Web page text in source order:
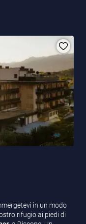
in un modo
rifugio ai piedi di